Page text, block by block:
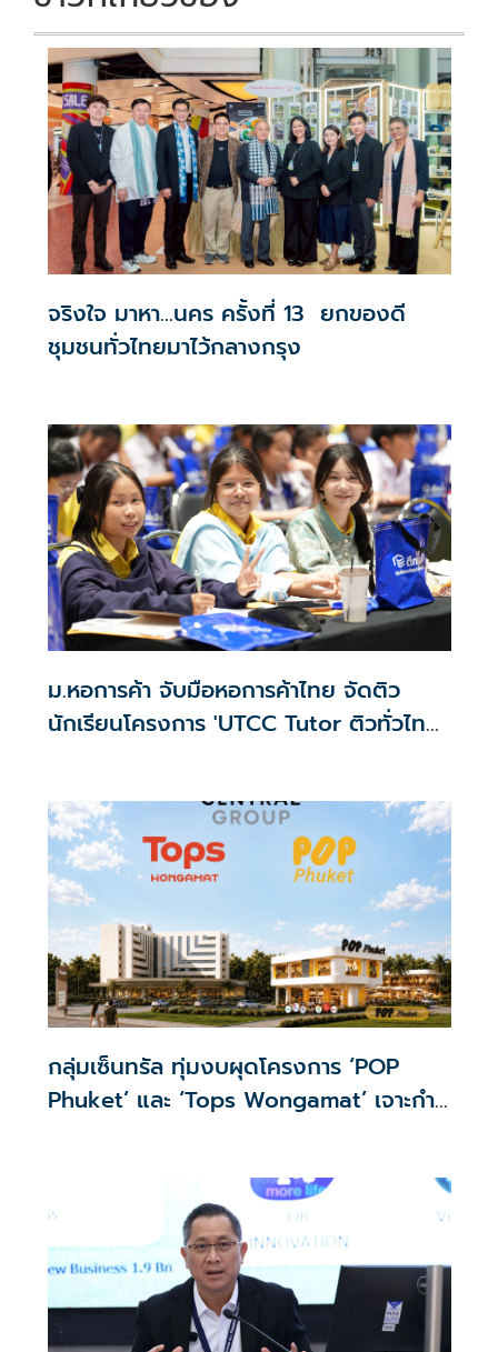
จริงใจ มาหา...นคร ครั้งที่ 13 ยกของดี
ชุมชนทั่วไทยมาไว้กลางกรุง
ม.หอการค้า จับมือหอการค้าไทย จัดติว
นักเรียนโครงการ 'UTCC Tutor ติวทั่วไทย
กลุ่มเซ็นทรัล ทุ่มงบผุดโครงการ ‘POP
Phuket’ และ ‘Tops Wongamat’ เจาะกำ